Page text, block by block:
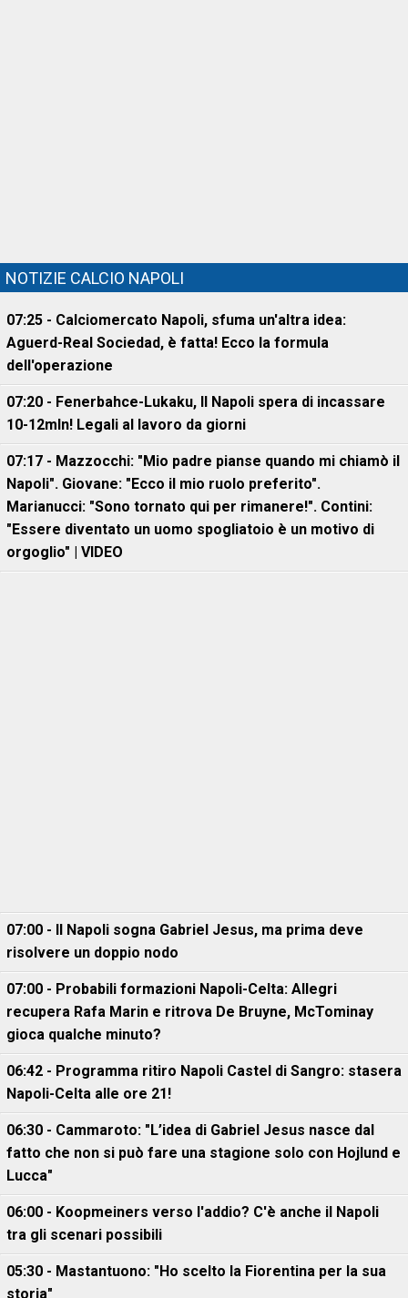
NOTIZIE CALCIO NAPOLI
07:25 - Calciomercato Napoli, sfuma un'altra idea:
Aguerd-Real Sociedad, è fatta! Ecco la formula
dell'operazione
07:20 - Fenerbahce-Lukaku, ll Napoli spera di incassare
10-12mln! Legali al lavoro da giorni
07:17 - Mazzocchi: "Mio padre pianse quando mi chiamò il
Napoli". Giovane: "Ecco il mio ruolo preferito".
Marianucci: "Sono tornato qui per rimanere!". Contini:
"Essere diventato un uomo spogliatoio è un motivo di
orgoglio" | VIDEO
07:00 - Il Napoli sogna Gabriel Jesus, ma prima deve
risolvere un doppio nodo
07:00 - Probabili formazioni Napoli-Celta: Allegri
recupera Rafa Marin e ritrova De Bruyne, McTominay
gioca qualche minuto?
06:42 - Programma ritiro Napoli Castel di Sangro: stasera
Napoli-Celta alle ore 21!
06:30 - Cammaroto: "L’idea di Gabriel Jesus nasce dal
fatto che non si può fare una stagione solo con Hojlund e
Lucca"
06:00 - Koopmeiners verso l'addio? C'è anche il Napoli
tra gli scenari possibili
05:30 - Mastantuono: "Ho scelto la Fiorentina per la sua
storia"